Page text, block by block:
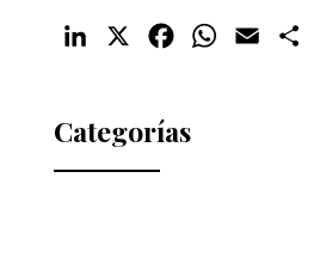
LinkedIn FacebookWhatsApp
Email
Categorías